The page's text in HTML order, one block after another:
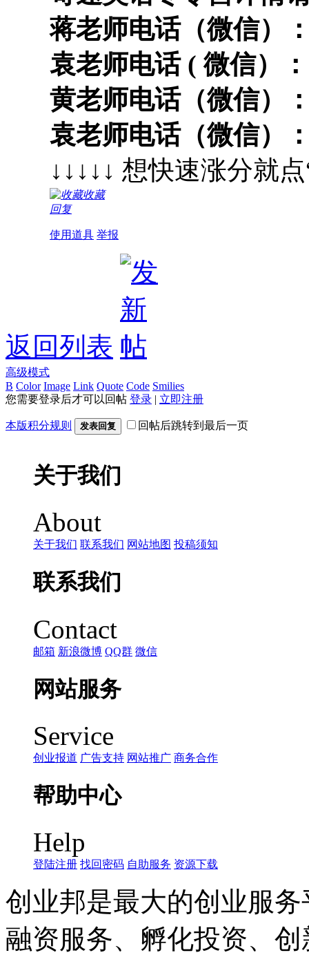
蒋老师电话（微信）
袁老师电话 ( 微信）：
黄老师电话（微信）
袁老师电话（微信）
↓↓↓↓↓ 想快速涨分就
收藏
回复
使用道具 举报
返回列表
高级模式
B Color Image Link Quote Code Smilies
您需要登录后才可以回帖 登录 | 立即注册
本版积分规则 发表回复 回帖后跳转到最后一页
关于我们
About
关于我们 联系我们 网站地图 投稿须知
联系我们
Contact
邮箱 新浪微博 QQ群 微信
网站服务
Service
创业报道 广告支持 网站推广 商务合作
帮助中心
Help
登陆注册 找回密码 自助服务 资源下载
创业邦是最大的创业服
融资服务、孵化投资、